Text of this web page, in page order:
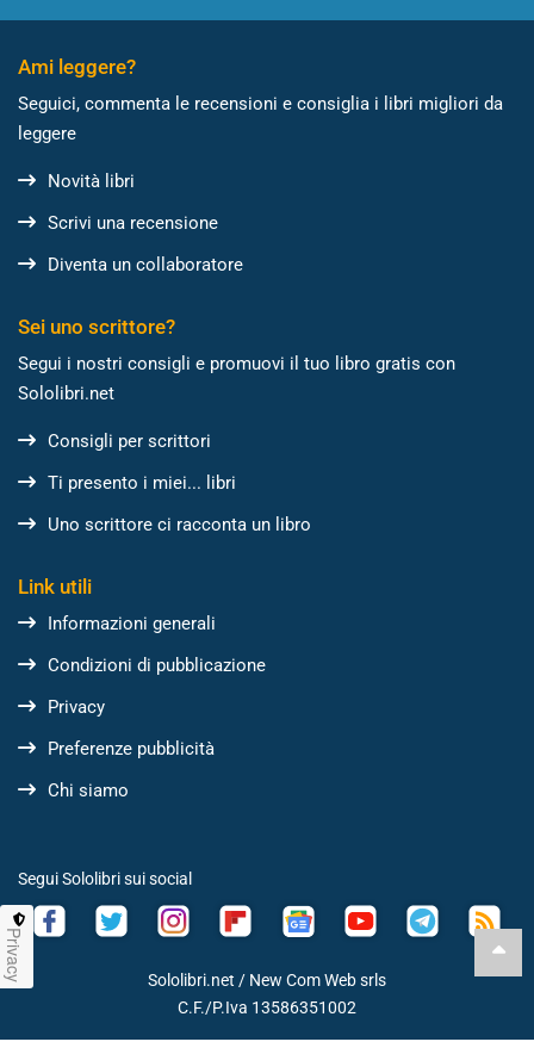
Ami leggere?
Seguici, commenta le recensioni e consiglia i libri migliori da
leggere
Novità libri
Scrivi una recensione
Diventa un collaboratore
Sei uno scrittore?
Segui i nostri consigli e promuovi il tuo libro gratis con
Sololibri.net
Consigli per scrittori
Ti presento i miei... libri
Uno scrittore ci racconta un libro
Link utili
Informazioni generali
Condizioni di pubblicazione
Privacy
Preferenze pubblicità
Chi siamo
Segui Sololibri sui social
Sololibri.net / New Com Web srls
C.F./P.Iva 13586351002
Privacy